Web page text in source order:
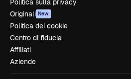
Politica sulla privacy
Originali New
Politica dei cookie
Centro di fiducia
Affiliati
Aziende